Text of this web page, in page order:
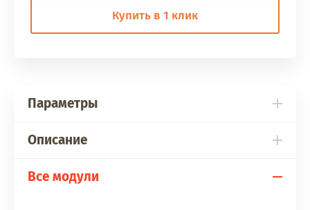
Купить в 1 клик
Параметры
Описание
Все модули